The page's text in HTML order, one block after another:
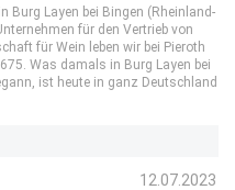
Burg Layen bei Bingen (Rheinland-
für den Vertrieb von
für Wein leben wir bei Pieroth
Was damals in Burg Layen bei
ist heute in ganz Deutschland
12.07.2023